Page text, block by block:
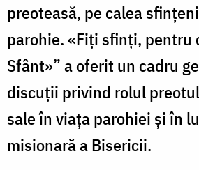
preoteasă, pe calea
parohie. «Fiți sfinți, pentru
Sfânt»” a oferit un cadru
discuții privind rolul
sale în viața parohiei și în
misionară a Bisericii.